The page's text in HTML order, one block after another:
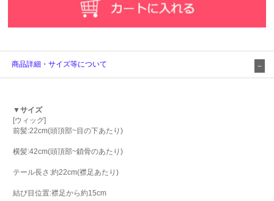
商品詳細・サイズ等について
▼サイズ
[ウィッグ]
前髪:22cm(頭頂部~目の下あたり)
横髪:42cm(頭頂部~鎖骨のあたり)
テール長さ:約22cm(襟足あたり)
結び目位置:襟足から約15cm